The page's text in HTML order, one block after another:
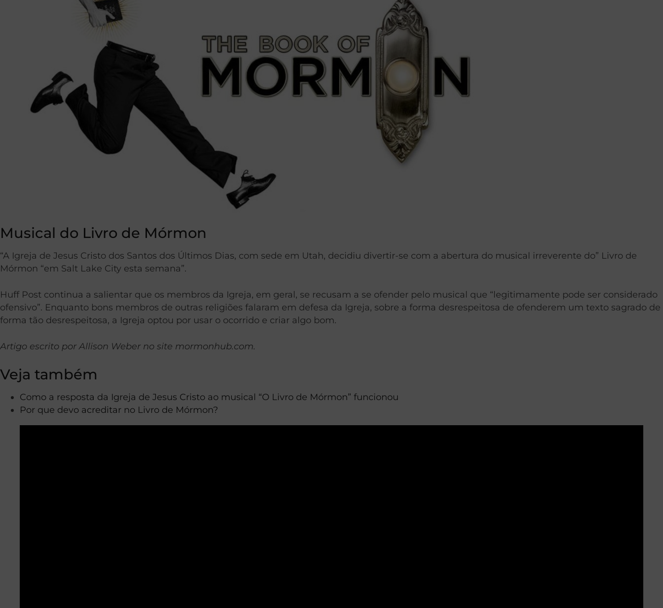
Musical do Livro de Mórmon
“A Igreja de Jesus Cristo dos Santos dos Últimos Dias, com sede em Utah, decidiu divertir-se com a abertura do musical irreverente do” Livro de
Mórmon “em Salt Lake City esta semana”.
Huff Post continua a salientar que os membros da Igreja, em geral, se recusam a se ofender pelo musical que “legitimamente pode ser considerado
ofensivo”. Enquanto bons membros de outras religiões falaram em defesa da Igreja, sobre a forma desrespeitosa de ofenderem um texto sagrado de
forma tão desrespeitosa, a Igreja optou por usar o ocorrido e criar algo bom.
Artigo escrito por Allison Weber no site mormonhub.com.
Veja também
Como a resposta da Igreja de Jesus Cristo ao musical “O Livro de Mórmon” funcionou
Por que devo acreditar no Livro de Mórmon?